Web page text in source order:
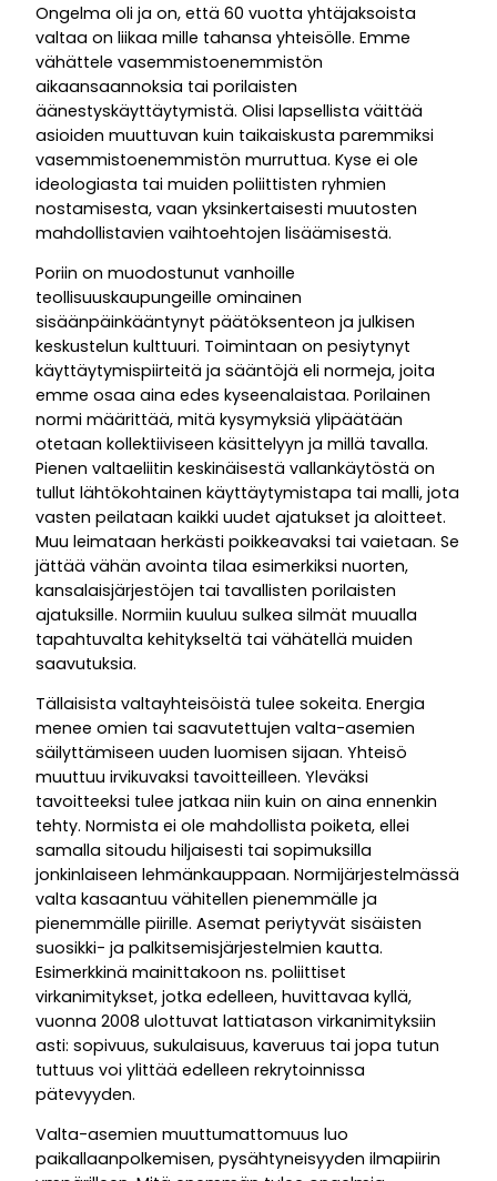
Ongelma oli ja on, että 60 vuotta yhtäjaksoista
valtaa on liikaa mille tahansa yhteisölle. Emme
vähättele vasemmistoenemmistön
aikaansaannoksia tai porilaisten
äänestyskäyttäytymistä. Olisi lapsellista väittää
asioiden muuttuvan kuin taikaiskusta paremmiksi
vasemmistoenemmistön murruttua. Kyse ei ole
ideologiasta tai muiden poliittisten ryhmien
nostamisesta, vaan yksinkertaisesti muutosten
mahdollistavien vaihtoehtojen lisäämisestä.
Poriin on muodostunut vanhoille
teollisuuskaupungeille ominainen
sisäänpäinkääntynyt päätöksenteon ja julkisen
keskustelun kulttuuri. Toimintaan on pesiytynyt
käyttäytymispiirteitä ja sääntöjä eli normeja, joita
emme osaa aina edes kyseenalaistaa. Porilainen
normi määrittää, mitä kysymyksiä ylipäätään
otetaan kollektiiviseen käsittelyyn ja millä tavalla.
Pienen valtaeliitin keskinäisestä vallankäytöstä on
tullut lähtökohtainen käyttäytymistapa tai malli, jota
vasten peilataan kaikki uudet ajatukset ja aloitteet.
Muu leimataan herkästi poikkeavaksi tai vaietaan. Se
jättää vähän avointa tilaa esimerkiksi nuorten,
kansalaisjärjestöjen tai tavallisten porilaisten
ajatuksille. Normiin kuuluu sulkea silmät muualla
tapahtuvalta kehitykseltä tai vähätellä muiden
saavutuksia.
Tällaisista valtayhteisöistä tulee sokeita. Energia
menee omien tai saavutettujen valta-asemien
säilyttämiseen uuden luomisen sijaan. Yhteisö
muuttuu irvikuvaksi tavoitteilleen. Yleväksi
tavoitteeksi tulee jatkaa niin kuin on aina ennenkin
tehty. Normista ei ole mahdollista poiketa, ellei
samalla sitoudu hiljaisesti tai sopimuksilla
jonkinlaiseen lehmänkauppaan. Normijärjestelmässä
valta kasaantuu vähitellen pienemmälle ja
pienemmälle piirille. Asemat periytyvät sisäisten
suosikki- ja palkitsemisjärjestelmien kautta.
Esimerkkinä mainittakoon ns. poliittiset
virkanimitykset, jotka edelleen, huvittavaa kyllä,
vuonna 2008 ulottuvat lattiatason virkanimityksiin
asti: sopivuus, sukulaisuus, kaveruus tai jopa tutun
tuttuus voi ylittää edelleen rekrytoinnissa
pätevyyden.
Valta-asemien muuttumattomuus luo
paikallaanpolkemisen, pysähtyneisyyden ilmapiirin